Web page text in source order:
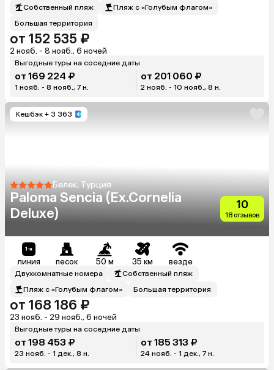
Собственный пляж
Пляж с «Голубым флагом»
Большая территория
от 152 535 ₽
2 нояб. - 8 нояб., 6 ночей
Выгодные туры на соседние даты
от 169 224 ₽
1 нояб. - 8 нояб., 7 н.
от 201 060 ₽
2 нояб. - 10 нояб., 8 н.
Кешбэк + 3 363
Белек, Турция
Paloma Sencia (Ex.Cornelia
Deluxe)
10
18 отзывов
линия песок 50 м 35 км везде
Двухкомнатные номера
Собственный пляж
Пляж с «Голубым флагом»
Большая территория
от 168 186 ₽
23 нояб. - 29 нояб., 6 ночей
Выгодные туры на соседние даты
от 198 453 ₽
23 нояб. - 1 дек., 8 н.
от 185 313 ₽
24 нояб. - 1 дек., 7 н.